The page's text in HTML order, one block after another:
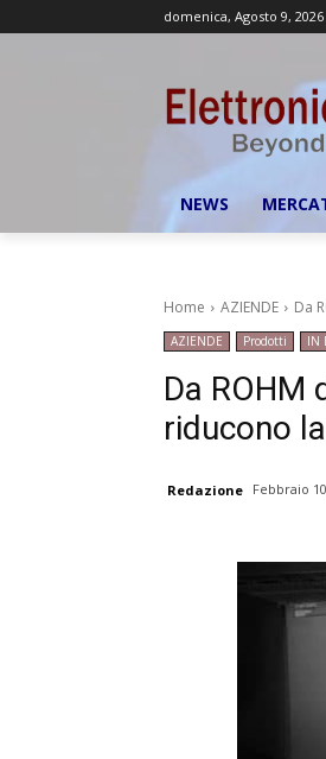
domenica, Agosto 9, 2026
NEWS
Home AZIENDE Da
AZIENDE Prodotti IN
Da
riducono
Redazione Febbraio